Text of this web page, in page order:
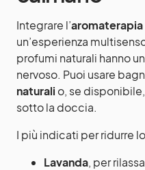
Integrare l’aromaterapia
un’esperienza
profumi naturali hanno
nervoso. Puoi usare
naturali o, se
sotto la doccia.
I più indicati per ridurre
Lavanda, per